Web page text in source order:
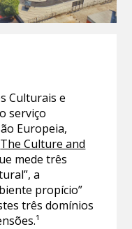
Culturais e
serviço
Europeia,
The Culture and
mede três
a
propício”
três domínios